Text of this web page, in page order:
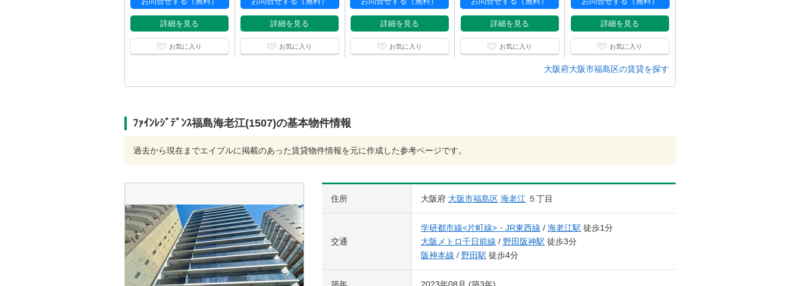
詳細を見る
お気に入り
詳細を見る
お気に入り
詳細を見る
お気に入り
詳細を見る
お気に入り
詳細を見る
お気に入り
大阪府大阪市福島区の賃貸を探す
ﾌｧｲﾝﾚｼﾞﾃﾞﾝｽ福島海老江(1507)の基本物件情報
過去から現在までエイブルに掲載のあった賃貸物件情報を元に作成した参考ページです。
住所 大阪府 大阪市福島区 海老江 ５丁目
交通
学研都市線<片町線>・JR東西線 / 海老江駅 徒歩1分
大阪メトロ千日前線 / 野田阪神駅 徒歩3分
阪神本線 / 野田駅 徒歩4分